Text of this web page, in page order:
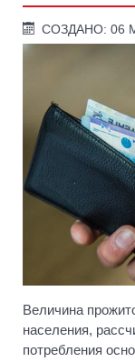
СОЗДАНО: 06
Величина
населения,
потребления